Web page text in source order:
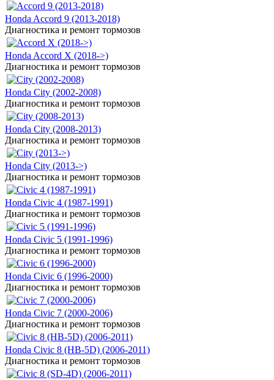
Honda Accord 9 (2013-2018)
Диагностика и ремонт тормозов
Honda Accord X (2018->)
Диагностика и ремонт тормозов
Honda City (2002-2008)
Диагностика и ремонт тормозов
Honda City (2008-2013)
Диагностика и ремонт тормозов
Honda City (2013->)
Диагностика и ремонт тормозов
Honda Civic 4 (1987-1991)
Диагностика и ремонт тормозов
Honda Civic 5 (1991-1996)
Диагностика и ремонт тормозов
Honda Civic 6 (1996-2000)
Диагностика и ремонт тормозов
Honda Civic 7 (2000-2006)
Диагностика и ремонт тормозов
Honda Civic 8 (HB-5D) (2006-2011)
Диагностика и ремонт тормозов